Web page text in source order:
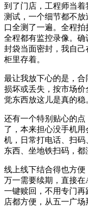
到了门店，工程师当
测试，一个细节都不
口全测了一遍。全程拍
全程都有监控录像。
封袋当面密封，我自
柜里存着。
最让我放下心的是，
损坏或丢失，按市场
觉东西放这儿是真的稳
还有一个特别贴心的
了，本来担心没手机
机，日常打电话、扫
东西、坐地铁扫码，都
线上线下结合得也方便
万一需要续期，直接在
一键赎回，不用专门
店都方便，从五一广场